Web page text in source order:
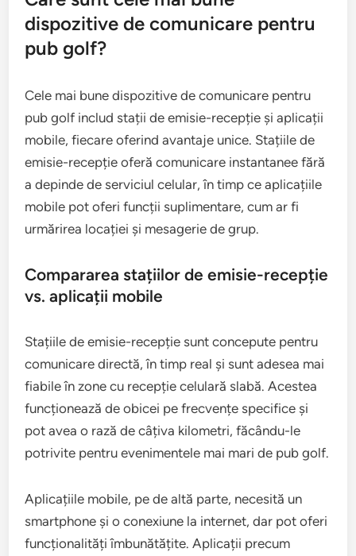
dispozitive de comunicare pentru
pub golf?
Cele mai bune dispozitive de comunicare pentru
pub golf includ stații de emisie-recepție și aplicații
mobile, fiecare oferind avantaje unice. Stațiile de
emisie-recepție oferă comunicare instantanee fără
a depinde de serviciul celular, în timp ce aplicațiile
mobile pot oferi funcții suplimentare, cum ar fi
urmărirea locației și mesagerie de grup.
Compararea stațiilor de emisie-recepție
vs. aplicații mobile
Stațiile de emisie-recepție sunt concepute pentru
comunicare directă, în timp real și sunt adesea mai
fiabile în zone cu recepție celulară slabă. Acestea
funcționează de obicei pe frecvențe specifice și
pot avea o rază de câțiva kilometri, făcându-le
potrivite pentru evenimentele mai mari de pub golf.
Aplicațiile mobile, pe de altă parte, necesită un
smartphone și o conexiune la internet, dar pot oferi
funcționalități îmbunătățite. Aplicații precum